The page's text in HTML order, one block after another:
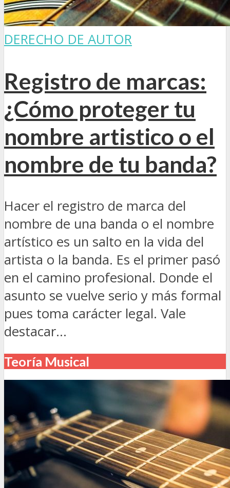
DERECHO DE AUTOR
Registro de marcas:
¿Cómo proteger tu
nombre artistico o el
nombre de tu banda?
Hacer el registro de marca del
nombre de una banda o el nombre
artístico es un salto en la vida del
artista o la banda. Es el primer pasó
en el camino profesional. Donde el
asunto se vuelve serio y más formal
pues toma carácter legal. Vale
destacar...
Teoría Musical